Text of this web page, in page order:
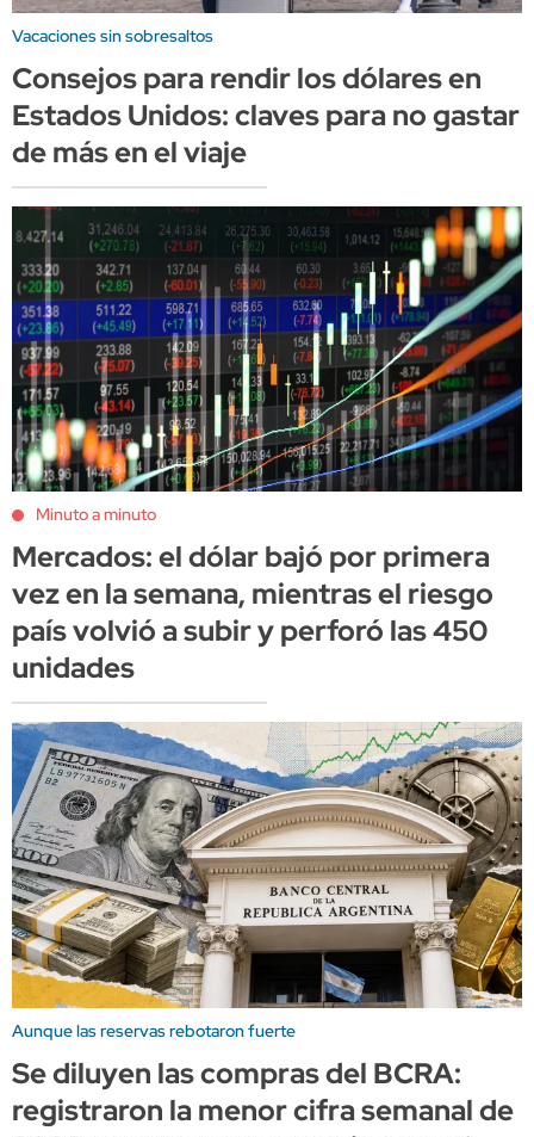
Vacaciones sin sobresaltos
Consejos para rendir los dólares en
Estados Unidos: claves para no gastar
de más en el viaje
Minuto a minuto
Mercados: el dólar bajó por primera
vez en la semana, mientras el riesgo
país volvió a subir y perforó las 450
unidades
Aunque las reservas rebotaron fuerte
Se diluyen las compras del BCRA:
registraron la menor cifra semanal de